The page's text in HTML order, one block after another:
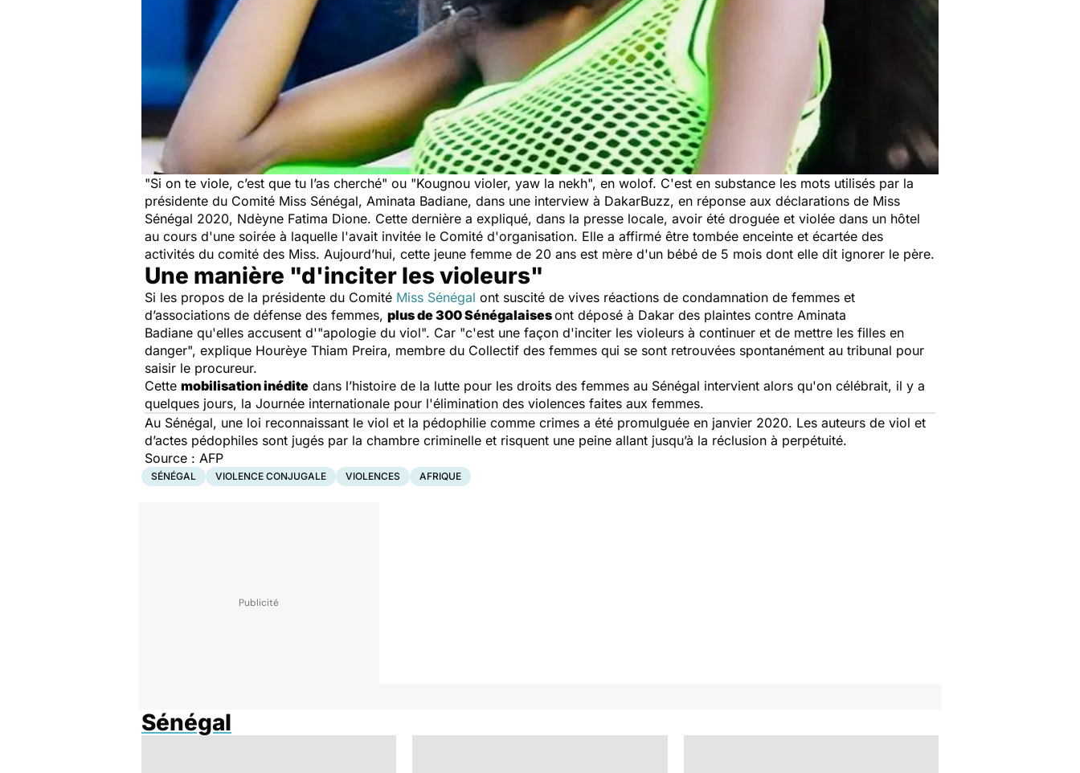
"Si on te viole, c’est que tu l’as cherché" ou "Kougnou violer, yaw la nekh", en wolof. C'est en substance les mots utilisés par la
présidente du Comité Miss Sénégal, Aminata Badiane, dans une interview à DakarBuzz, en réponse aux déclarations de Miss
Sénégal 2020, Ndèyne Fatima Dione. Cette dernière a expliqué, dans la presse locale, avoir été droguée et violée dans un hôtel
au cours d'une soirée à laquelle l'avait invitée le Comité d'organisation. Elle a affirmé être tombée enceinte et écartée des
activités du comité des Miss. Aujourd’hui, cette jeune femme de 20 ans est mère d'un bébé de 5 mois dont elle dit ignorer le père.
Une manière "d'inciter les violeurs"
Si les propos de la présidente du Comité Miss Sénégal ont suscité de vives réactions de condamnation de femmes et
d’associations de défense des femmes, plus de 300 Sénégalaisesont déposé à Dakar des plaintes contre Aminata
Badiane qu'elles accusent d'"apologie du viol". Car "c'est une façon d'inciter les violeurs à continuer et de mettre les filles en
danger", explique Hourèye Thiam Preira, membre du Collectif des femmes qui se sont retrouvées spontanément au tribunal pour
saisir le procureur.
Cette mobilisation inédite dans l’histoire de la lutte pour les droits des femmes au Sénégal intervient alors qu'on célébrait, il y a
quelques jours, la Journée internationale pour l'élimination des violences faites aux femmes.
Au Sénégal, une loi reconnaissant le viol et la pédophilie comme crimes a été promulguée en janvier 2020. Les auteurs de viol et
d’actes pédophiles sont jugés par la chambre criminelle et risquent une peine allant jusqu’à la réclusion à perpétuité.
Source : AFP
SÉNÉGAL VIOLENCE CONJUGALE VIOLENCES AFRIQUE
Sénégal